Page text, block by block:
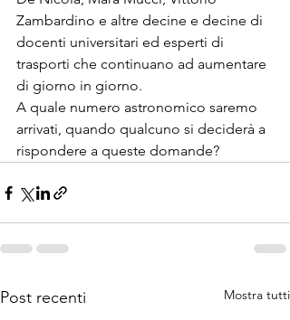
Zambardino e altre decine e decine di
docenti universitari ed esperti di
trasporti che continuano ad aumentare
di giorno in giorno.
A quale numero astronomico saremo
arrivati, quando qualcuno si deciderà a
rispondere a queste domande?
Post recenti Mostra tutti